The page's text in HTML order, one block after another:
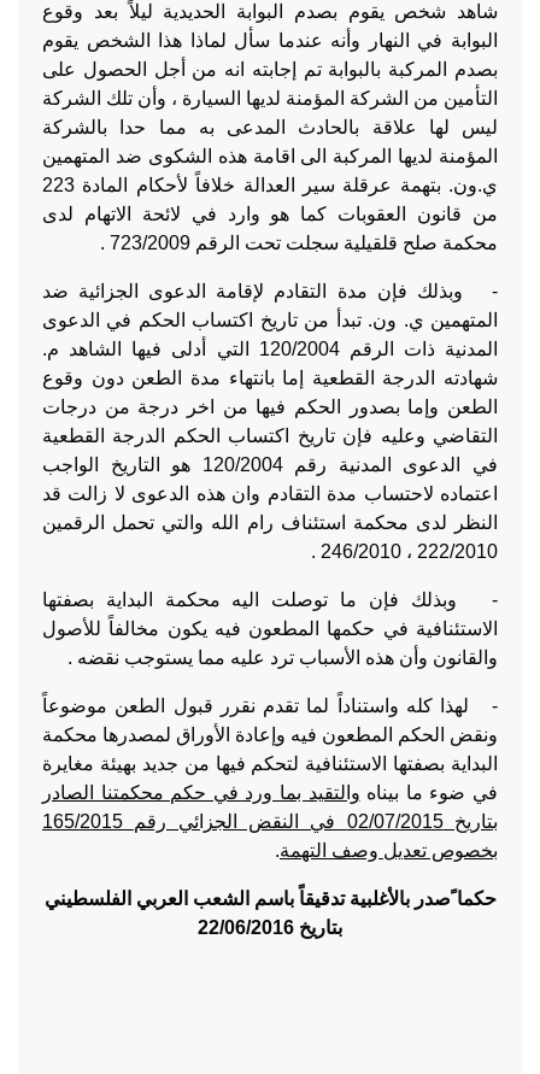
شاهد شخص يقوم بصدم البوابة الحديدية ليلاً بعد وقوع
البوابة في النهار وأنه عندما سأل لماذا هذا الشخص يقوم
بصدم المركبة بالبوابة تم إجابته انه من أجل الحصول على
التأمين من الشركة المؤمنة لديها السيارة ، وأن تلك الشركة
ليس لها علاقة بالحادث المدعى به مما حدا بالشركة
المؤمنة لديها المركبة الى اقامة هذه الشكوى ضد المتهمين
ي.ون. بتهمة عرقلة سير العدالة خلافاً لأحكام المادة 223
من قانون العقوبات كما هو وارد في لائحة الاتهام لدى
محكمة صلح قلقيلية سجلت تحت الرقم 723/2009 .
- وبذلك فإن مدة التقادم لإقامة الدعوى الجزائية ضد
المتهمين ي. ون. تبدأ من تاريخ اكتساب الحكم في الدعوى
المدنية ذات الرقم 120/2004 التي أدلى فيها الشاهد م.
شهادته الدرجة القطعية إما بانتهاء مدة الطعن دون وقوع
الطعن وإما بصدور الحكم فيها من اخر درجة من درجات
التقاضي وعليه فإن تاريخ اكتساب الحكم الدرجة القطعية
في الدعوى المدنية رقم 120/2004 هو التاريخ الواجب
اعتماده لاحتساب مدة التقادم وان هذه الدعوى لا زالت قد
النظر لدى محكمة استئناف رام الله والتي تحمل الرقمين
222/2010 ، 246/2010 .
- وبذلك فإن ما توصلت اليه محكمة البداية بصفتها
الاستئنافية في حكمها المطعون فيه يكون مخالفاً للأصول
والقانون وأن هذه الأسباب ترد عليه مما يستوجب نقضه .
- لهذا كله واستناداً لما تقدم نقرر قبول الطعن موضوعاً
ونقض الحكم المطعون فيه وإعادة الأوراق لمصدرها محكمة
البداية بصفتها الاستئنافية لتحكم فيها من جديد بهيئة مغايرة
في ضوء ما بيناه والتقيد بما ورد في حكم محكمتنا الصادر
بتاريخ 02/07/2015 في النقض الجزائي رقم 165/2015
بخصوص تعديل وصف التهمة.
حكما ًصدر بالأغلبية تدقيقاً باسم الشعب العربي الفلسطيني
بتاريخ 22/06/2016